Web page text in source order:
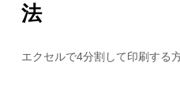
法
エクセルで4分割して印刷する